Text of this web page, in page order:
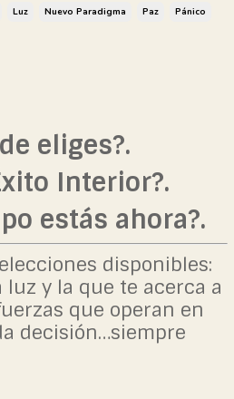
Luz Nuevo Paradigma Paz
Pánico
eliges?.
Interior?.
estás ahora?.
disponibles:
y la que te acerca a
que operan en
decisión…siempre